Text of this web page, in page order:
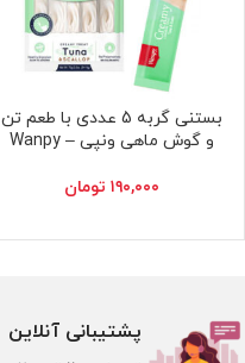
افزودن به سبد خریدبستنی گربه 5 عددی با طعم تن
و گوش ماهی ونپی – Wanpy
۱۹۰,۰۰۰ تومان
پشتیبانی آنلاین